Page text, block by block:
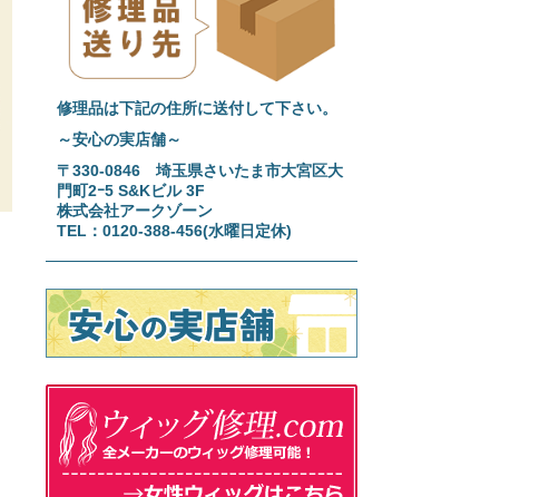
修理品は下記の住所に送付して下さい。
～安心の実店舗～
〒330-0846 埼玉県さいたま市大宮区大
門町2ｰ5 S&Kビル 3F
株式会社アークゾーン
TEL：0120-388-456(水曜日定休)